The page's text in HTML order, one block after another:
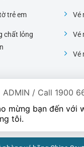
trẻ em
chất lỏng
Vé
Vé
Vé
ADMIN / Call 1900
mừng bạn đến với
tôi.